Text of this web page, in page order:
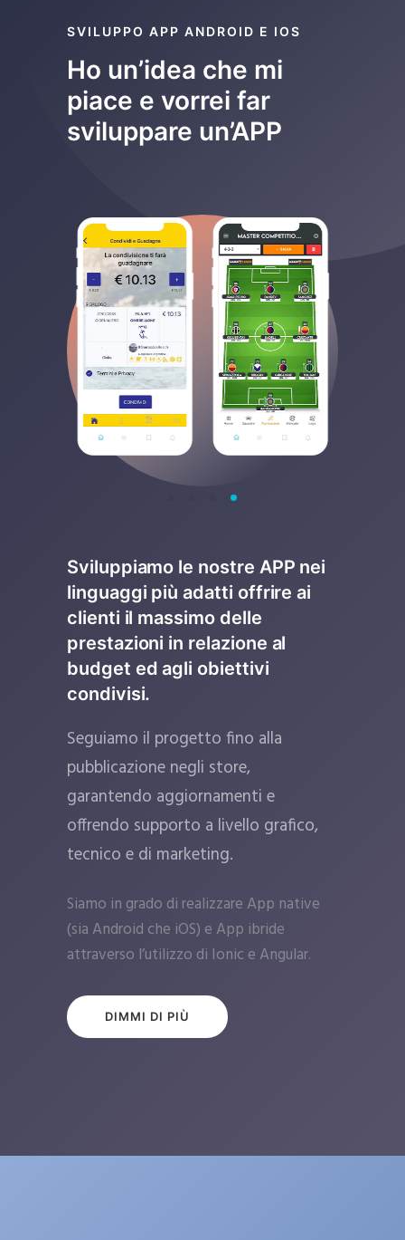
SVILUPPO APP ANDROID E IOS
Ho un’idea che mi
piace e vorrei far
sviluppare un’APP
Sviluppiamo le nostre APP nei
linguaggi più adatti offrire ai
clienti il massimo delle
prestazioni in relazione al
budget ed agli obiettivi
condivisi.
Seguiamo il progetto fino alla
pubblicazione negli store,
garantendo aggiornamenti e
offrendo supporto a livello grafico,
tecnico e di marketing.
Siamo in grado di realizzare App native
(sia Android che iOS) e App ibride
attraverso l’utilizzo di Ionic e Angular.
DIMMI DI PIÙ